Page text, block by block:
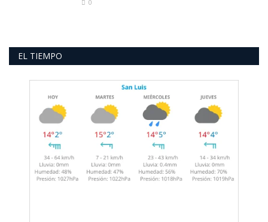
0
EL TIEMPO